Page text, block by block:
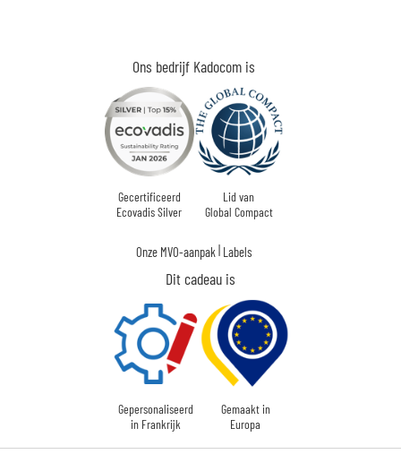
Ons bedrijf Kadocom is
Gecertificeerd
Ecovadis Silver
Lid van
Global Compact
Onze MVO-aanpak | Labels
Dit cadeau is
Gepersonaliseerd
in Frankrijk
Gemaakt in
Europa